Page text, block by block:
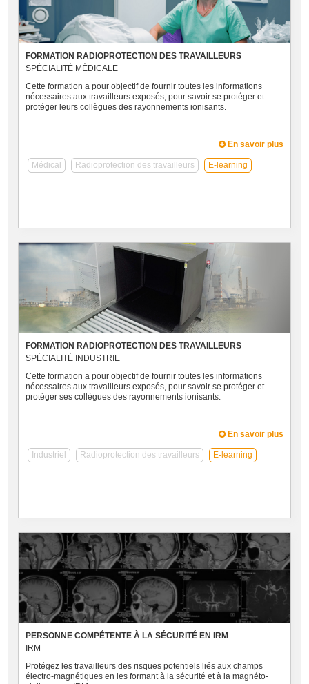
FORMATION RADIOPROTECTION DES TRAVAILLEURS
SPÉCIALITÉ MÉDICALE
Cette formation a pour objectif de fournir toutes les informations
nécessaires aux travailleurs exposés, pour savoir se protéger et
protéger leurs collègues des rayonnements ionisants.
En savoir plus
Médical Radioprotection des travailleurs E-learning
FORMATION RADIOPROTECTION DES TRAVAILLEURS
SPÉCIALITÉ INDUSTRIE
Cette formation a pour objectif de fournir toutes les informations
nécessaires aux travailleurs exposés, pour savoir se protéger et
protéger ses collègues des rayonnements ionisants.
En savoir plus
Industriel Radioprotection des travailleurs E-learning
PERSONNE COMPÉTENTE À LA SÉCURITÉ EN IRM
IRM
Protégez les travailleurs des risques potentiels liés aux champs
électro-magnétiques en les formant à la sécurité et à la magnéto-